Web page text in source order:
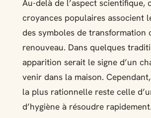
Au-delà de l’aspect scientifique,
croyances populaires associent
des symboles de transformation
renouveau. Dans quelques
apparition serait le signe d’un
venir dans la maison.
la plus rationnelle reste celle
d’hygiène à résoudre rapidement.